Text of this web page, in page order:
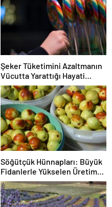
Şeker Tüketimini Azaltmanın
Vücutta Yarattığı Hayati
Dönüşümler
Söğütçük Hünnapları: Büyük
Fidanlerle Yükselen Üretim
ve Doğal Yöntemler